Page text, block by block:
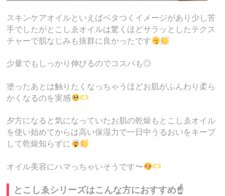
スキンケアオイルといえばベタつくイメージがあり少し苦
手でしたがとこしゑオイルは驚くほどサラッとしたテクス
チャーで肌なじみも抜群に良かったです
少量でもしっかり伸びるのでコスパも◎
塗ったあとは触りたくなっちゃうほどお肌がふんわり柔ら
かくなるのを実感
夕方になると気になっていたお肌の乾燥もとこしゑオイル
を使い始めてからは高い保湿力で一日中うるおいをキープ
して乾燥知らずに
オイル美容にハマっちゃいそうです〜
とこしゑシリーズはこんな方におすすめ☝️